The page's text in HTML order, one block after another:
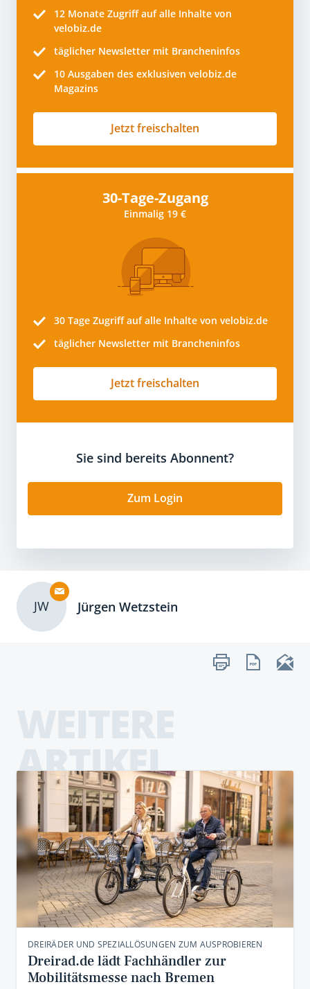
12 Monate Zugriff auf alle Inhalte von
velobiz.de
täglicher Newsletter mit Brancheninfos
10 Ausgaben des exklusiven velobiz.de
Magazins
Jetzt freischalten
30-Tage-Zugang
Einmalig 19 €
30 Tage Zugriff auf alle Inhalte von velobiz.de
täglicher Newsletter mit Brancheninfos
Jetzt freischalten
Sie sind bereits Abonnent?
Zum Login
JW Jürgen Wetzstein
ARTIKEL
DREIRÄDER UND SPEZIALLÖSUNGEN ZUM AUSPROBIEREN
Dreirad.de lädt Fachhändler zur
Mobilitätsmesse nach Bremen